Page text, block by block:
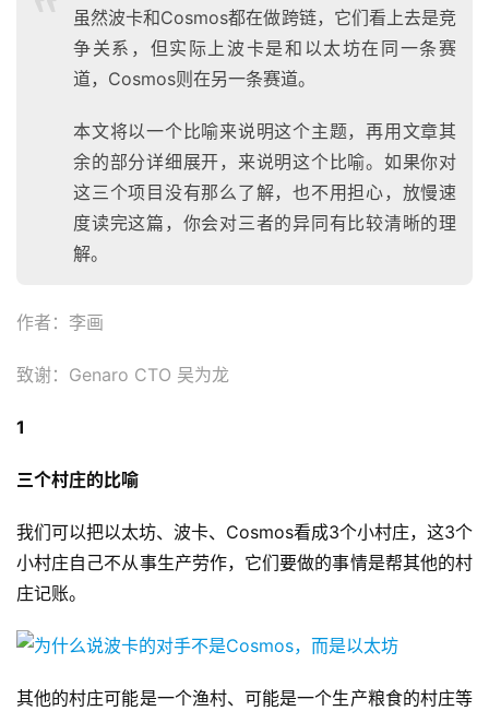
虽然波卡和Cosmos都在做跨链，它们看上去是竞
争关系，但实际上波卡是和以太坊在同一条赛
道，Cosmos则在另一条赛道。
本文将以一个比喻来说明这个主题，再用文章其
余的部分详细展开，来说明这个比喻。如果你对
这三个项目没有那么了解，也不用担心，放慢速
度读完这篇，你会对三者的异同有比较清晰的理
解。
作者：李画
致谢：Genaro CTO 吴为龙
1
三个村庄的比喻
我们可以把以太坊、波卡、Cosmos看成3个小村庄，这3个
小村庄自己不从事生产劳作，它们要做的事情是帮其他的村
庄记账。
其他的村庄可能是一个渔村、可能是一个生产粮食的村庄等